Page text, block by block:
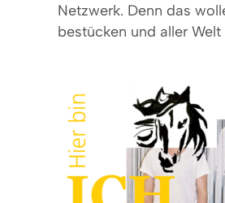
Netzwerk. Denn das
bestücken und aller